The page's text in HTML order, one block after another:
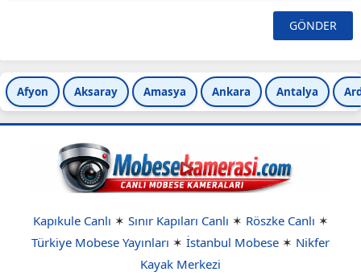
Afyon Aksaray Amasya Ankara Antalya
Kapıkule Canlı ✶ Sınır Kapıları Canlı ✶ Röszke Canlı ✶
Türkiye Mobese Yayınları ✶ İstanbul Mobese ✶ Nikfer
Kayak Merkezi